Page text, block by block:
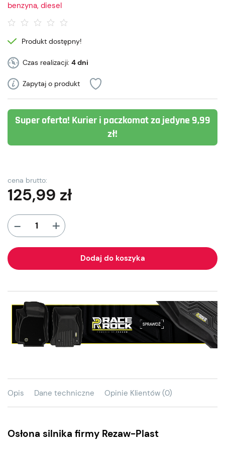
benzyna, diesel
Produkt dostępny!
Czas realizacji: 4 dni
Zapytaj o produkt
Super oferta! Kurier i paczkomat za jedyne 9,99
zł!
cena brutto:
125,99 zł
- +
Dodaj do koszyka
Opis Dane techniczne Opinie Klientów (0)
Osłona silnika firmy Rezaw-Plast